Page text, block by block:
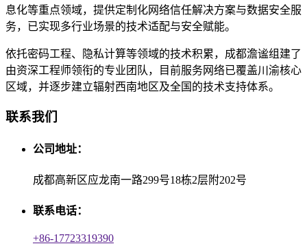
息化等重点领域，提供定制化网络信任解决方案与数据安全服
务，已实现多行业场景的技术适配与安全赋能。
依托密码工程、隐私计算等领域的技术积累，成都澹谧组建了
由资深工程师领衔的专业团队，目前服务网络已覆盖川渝核心
区域，并逐步建立辐射西南地区及全国的技术支持体系。
联系我们
公司地址：
成都高新区应龙南一路299号18栋2层附202号
联系电话：
+86-17723319390